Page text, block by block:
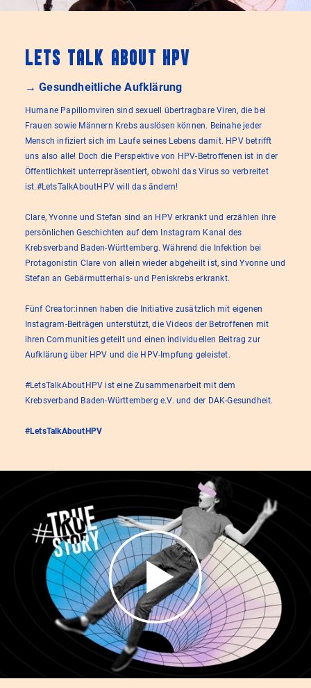
Lets Talk About HPV
→ Gesundheitliche Aufklärung
Humane Papillomviren sind sexuell übertragbare Viren, die bei
Frauen sowie Männern Krebs auslösen können. Beinahe jeder
Mensch infiziert sich im Laufe seines Lebens damit. HPV betrifft
uns also alle! Doch die Perspektive von HPV-Betroffenen ist in der
Öffentlichkeit unterrepräsentiert, obwohl das Virus so verbreitet
ist.#LetsTalkAboutHPV will das ändern!
Clare, Yvonne und Stefan sind an HPV erkrankt und erzählen ihre
persönlichen Geschichten auf dem Instagram Kanal des
Krebsverband Baden-Württemberg. Während die Infektion bei
Protagonistin Clare von allein wieder abgeheilt ist, sind Yvonne und
Stefan an Gebärmutterhals- und Peniskrebs erkrankt.
Fünf Creator:innen haben die Initiative zusätzlich mit eigenen
Instagram-Beiträgen unterstützt, die Videos der Betroffenen mit
ihren Communities geteilt und einen individuellen Beitrag zur
Aufklärung über HPV und die HPV-Impfung geleistet.
#LetsTalkAboutHPV ist eine Zusammenarbeit mit dem
Krebsverband Baden-Württemberg e.V. und der DAK-Gesundheit.
#LetsTalkAboutHPV